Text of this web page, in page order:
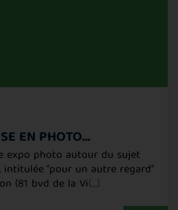
EN PHOTO...
expo photo autour du sujet
intitulée "pour un autre regard"
(81 bvd de la Vi(...)